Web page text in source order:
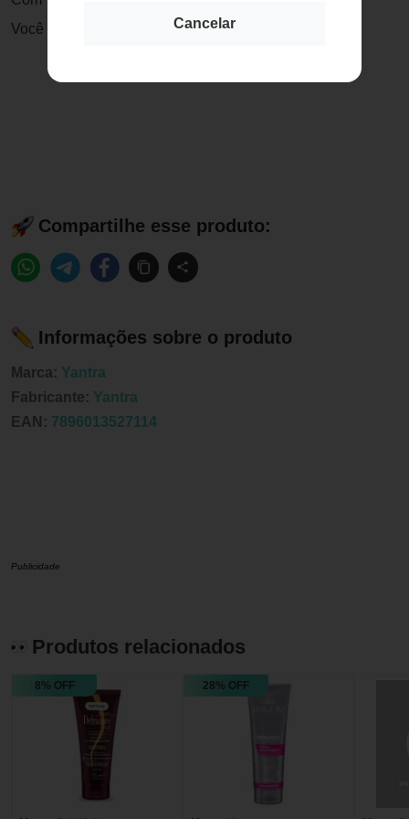
Cancelar
Você evolui.
Compartilhe esse produto:
Informações sobre o produto
Marca: Yantra
Fabricante: Yantra
EAN: 7896013527114
Publicidade
Produtos relacionados
8% OFF 28% OFF